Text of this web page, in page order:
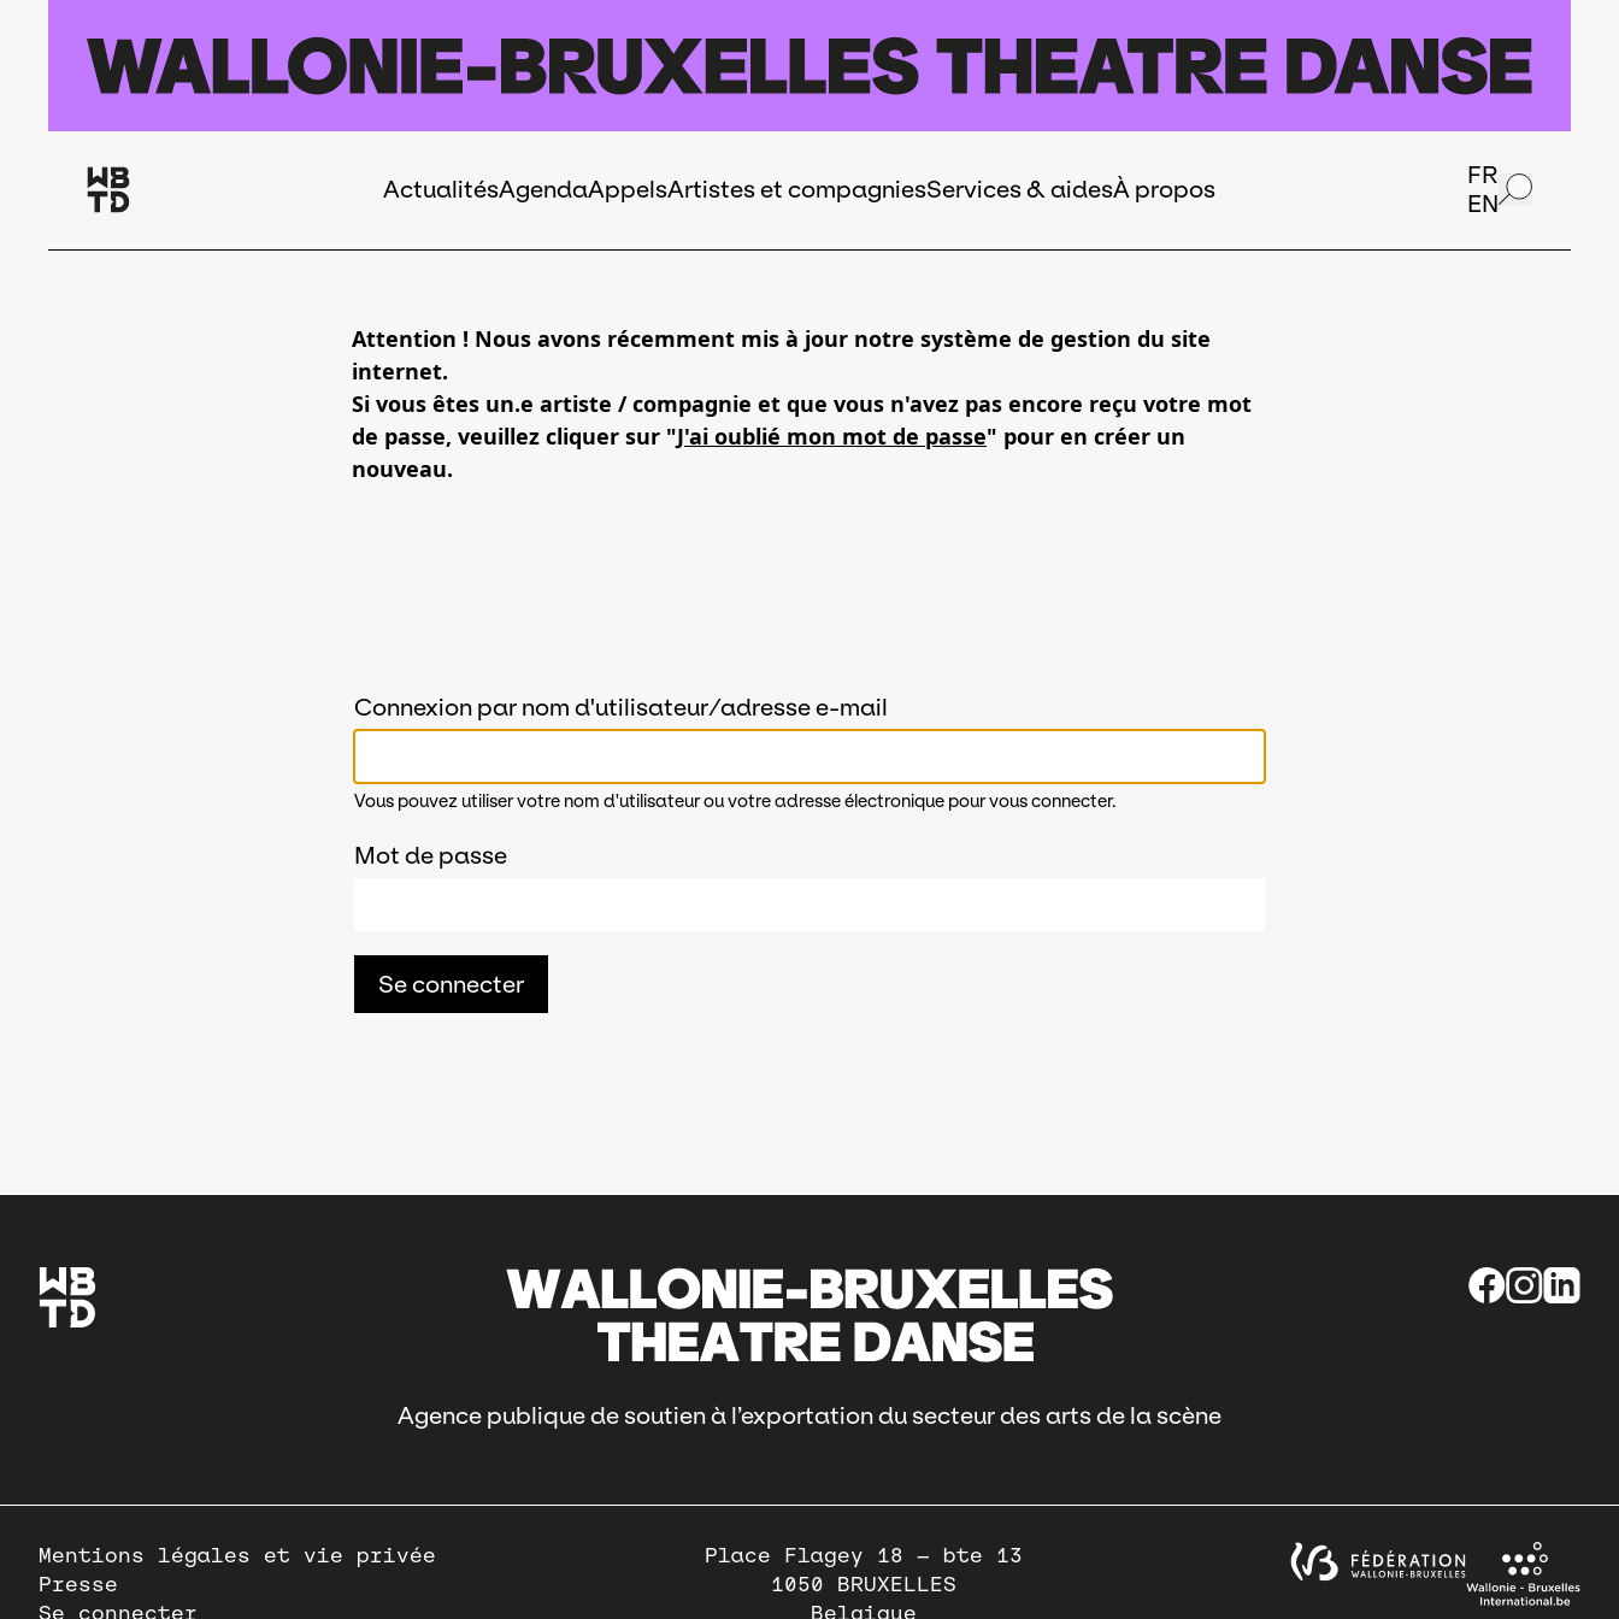
Navigation
ActualitésAgendaAppelsArtistes et compagniesServices & aidesÀ propos
FR
EN
Attention ! Nous avons récemment mis à jour notre système de gestion du site
internet.
Si vous êtes un.e artiste / compagnie et que vous n'avez pas encore reçu votre mot
de passe, veuillez cliquer sur "J'ai oublié mon mot de passe" pour en créer un
nouveau.
Connexion par nom d'utilisateur/adresse e-mail
Vous pouvez utiliser votre nom d'utilisateur ou votre adresse électronique pour vous connecter.
Mot de passe
Agence publique de soutien à l’exportation du secteur des arts de la scène
Pied
de
page
Mentions légales et vie privée
Presse
Se connecter
Place Flagey 18 – bte 13
1050
BRUXELLES
Belgique